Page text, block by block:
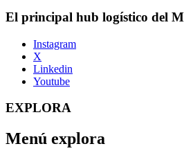
El principal hub logístico del
Instagram
X
Linkedin
Youtube
EXPLORA
Menú explora